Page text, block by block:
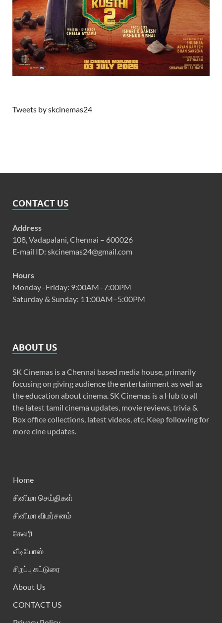
Tweets by skcinemas24
CONTACT US
Address
108, Vadapalani, Chennai – 600026
E-mail ID: skcinemas24@gmail.com
Hours
Monday–Friday: 9:00AM–7:00PM
Saturday & Sunday: 11:00AM–5:00PM
ABOUT US
SK Cinemas is a Chennai based media house, primarily
focusing on giving audience the entertainment as well as
the education about cinema. SK Cinemas is a Hub to all
the latest tamil cinema updates, movie reviews, trivia &
Box office collections, latest videos, etc. Keep following for
more cine updates.
Home
சினிமா செய்திகள்
சினிமா விமர்சனம்
கேலரி
வீடியோஸ்
சிறப்பு கட்டுரை
About Us
CONTACT US